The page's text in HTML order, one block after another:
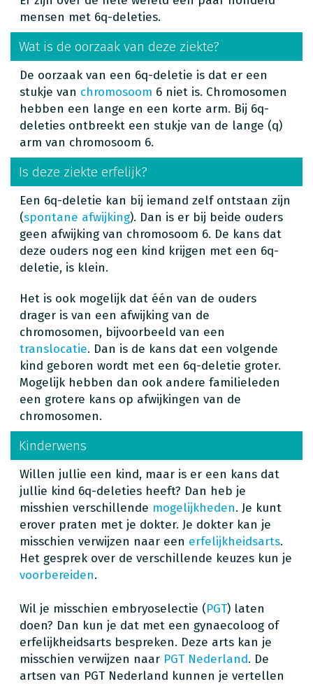
mensen met 6q-deleties.
Wat is de oorzaak van deze ziekte?
De oorzaak van een 6q-deletie is dat er een
stukje van chromosoom 6 niet is. Chromosomen
hebben een lange en een korte arm. Bij 6q-
deleties ontbreekt een stukje van de lange (q)
arm van chromosoom 6.
Is deze ziekte erfelijk?
Een 6q-deletie kan bij iemand zelf ontstaan zijn
(spontane afwijking). Dan is er bij beide ouders
geen afwijking van chromosoom 6. De kans dat
deze ouders nog een kind krijgen met een 6q-
deletie, is klein.
Het is ook mogelijk dat één van de ouders
drager is van een afwijking van de
chromosomen, bijvoorbeeld van een
translocatie. Dan is de kans dat een volgende
kind geboren wordt met een 6q-deletie groter.
Mogelijk hebben dan ook andere familieleden
een grotere kans op afwijkingen van de
chromosomen.
Kinderwens
Willen jullie een kind, maar is er een kans dat
jullie kind 6q-deleties heeft? Dan heb je
misshien verschillende mogelijkheden. Je kunt
erover praten met je dokter. Je dokter kan je
misschien verwijzen naar een erfelijkheidsarts.
Het gesprek over de verschillende keuzes kun je
voorbereiden.
Wil je misschien embryoselectie (PGT) laten
doen? Dan kun je dat met een gynaecoloog of
erfelijkheidsarts bespreken. Deze arts kan je
misschien verwijzen naar PGT Nederland. De
artsen van PGT Nederland kunnen je vertellen